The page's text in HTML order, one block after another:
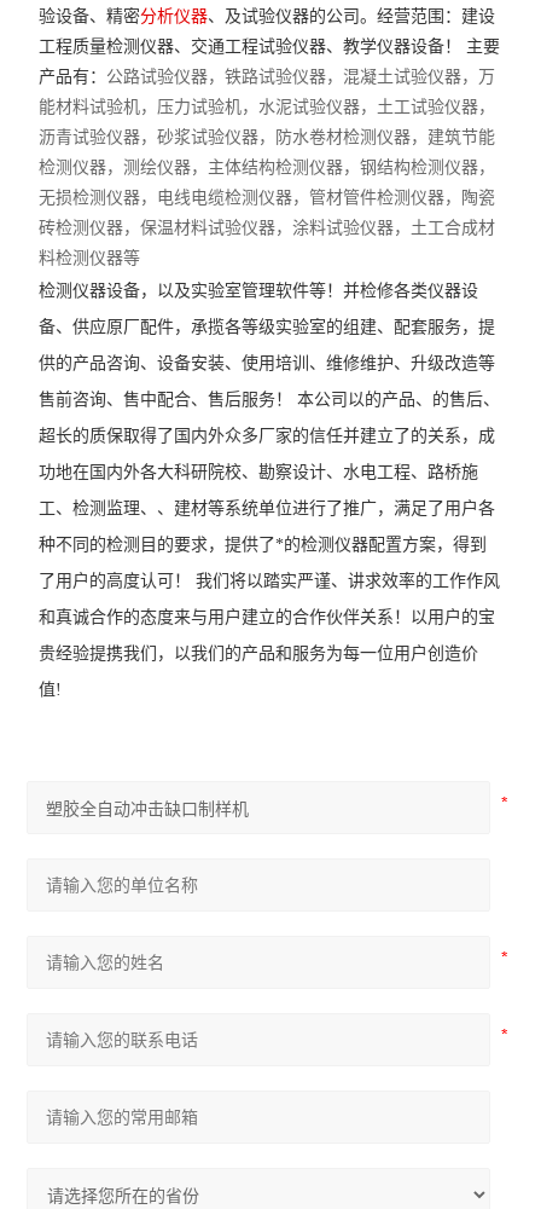
电动铺砂仪
公路连续式八轮平整度仪仪
高温炉
饱和面干试模
岩石双端面磨平机
泥浆三件套
震击式标准振筛机
表面振动压实仪
路面材料强度试验仪
振动压实成型机
验设备、精密分析仪器、及试验仪器的公司。经营范围：建设
工程质量检测仪器、交通工程试验仪器、教学仪器设备！
主要
产品有： 公路试验仪器，铁路试验仪器， 混凝土试验仪器，
万
能材料试验机，压力试验机，水泥试验仪器，土工试验仪器，
沥青试验仪器，砂浆试验仪器， 防水卷材检测仪器， 建筑节能
检测仪器， 测绘仪器， 主体结构检测仪器，钢结构检测仪器，
无损检测仪器，电线电缆检测仪器，管材管件检测仪器，陶瓷
砖检测仪器，保温材料试验仪器，涂料试验仪器，土工合成材
料检测仪器等
检测仪器设备，以及实验室管理软件等！并检修各类仪器设
备、供应原厂配件，承揽各等级实验室的组建、配套服务，提
供的产品咨询、设备安装、使用培训、维修维护、升级改造等
售前咨询、售中配合、售后服务！
本公司以的产品、的售后、
超长的质保取得了国内外众多厂家的信任并建立了的关系，成
功地在国内外各大科研院校、勘察设计、水电工程、路桥施
工、检测监理、、建材等系统单位进行了推广，满足了用户各
种不同的检测目的要求，提供了*的检测仪器配置方案，得到
了用户的高度认可！ 我们将以踏实严谨、讲求效率的工作作风
和真诚合作的态度来与用户建立的合作伙伴关系！以用户的宝
贵经验提携我们，以我们的产品和服务为每一位用户创造价
值!